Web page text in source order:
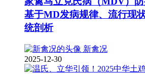
基于MD发病规律、流行现
统剖析
新禽况
2025-12-30